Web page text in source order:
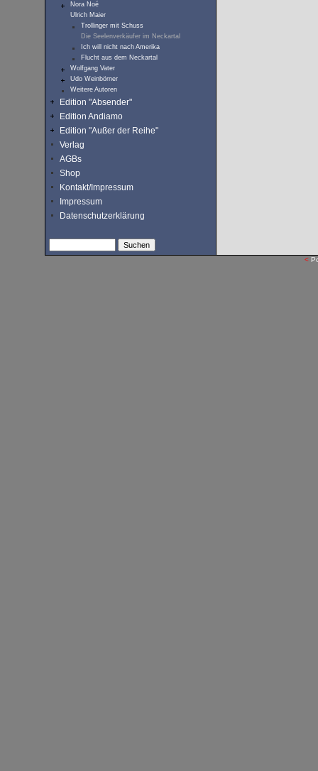
Nora Noé
Ulrich Maier
Trollinger mit Schuss
Die Seelenverkäufer im Neckartal
Ich will nicht nach Amerika
Flucht aus dem Neckartal
Wolfgang Vater
Udo Weinbörner
Weitere Autoren
Edition "Absender"
Edition Andiamo
Edition "Außer der Reihe"
Verlag
AGBs
Shop
Kontakt/Impressum
Impressum
Datenschutzerklärung
<